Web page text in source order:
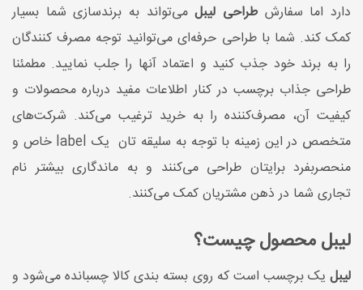
دارد اما سفارشطراحی لیبلمی‌تواند به برندسازی شما بسیار
کمک کند. شما با طراحی حرفه‌ای می‌توانید توجه مصرف کنندگان
را به برند خود جذب کنید و‌ اعتماد آنها را جلب نمایید. مطمئنا
طراحی جذاب برچسب در کنار اطلاعات مفید درباره محصولات و
کیفیت آن، مصرف‌کننده را به خرید ترغیب می‌کند. شرکت‌های
متخصص در این زمینه با توجه به سلیقه تان یک label خاص و
منحصربفرد برایتان طراحی می‌کنند و به ماندگاری بیشتر نام
تجاری شما در ذهن مشتریان کمک می‌کنند.
لیبل محصول چیست؟
لیبل یک برچسب است که روی بسته ‌بندی کالا چسبانده می‌شود و